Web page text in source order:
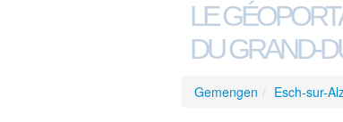
LE
DU GRAND-
Gemengen / Esch-sur-